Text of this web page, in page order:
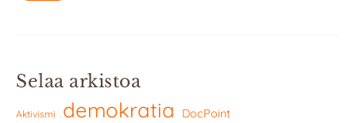
Selaa arkistoa
Aktivismi demokratia DocPoint